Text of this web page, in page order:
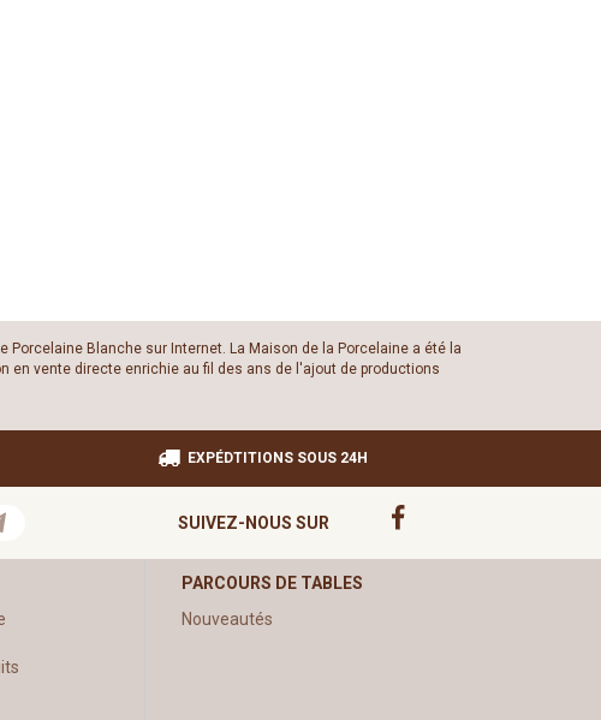
Blanche sur Internet. La Maison de la Porcelaine a été la
en vente directe enrichie au fil des ans de l'ajout de productions
EXPÉDTITIONS SOUS 24H
SUIVEZ-NOUS SUR
PARCOURS DE TABLES
Nouveautés